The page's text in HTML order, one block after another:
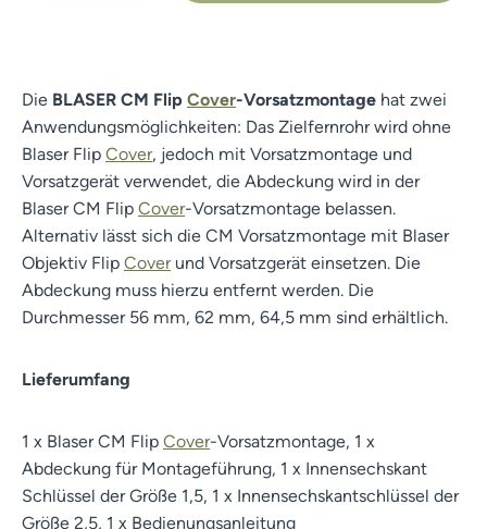
Die BLASER CM Flip Cover-Vorsatzmontage hat zwei
Anwendungsmöglichkeiten: Das Zielfernrohr wird ohne
Blaser Flip Cover, jedoch mit Vorsatzmontage und
Vorsatzgerät verwendet, die Abdeckung wird in der
Blaser CM Flip Cover-Vorsatzmontage belassen.
Alternativ lässt sich die CM Vorsatzmontage mit Blaser
Objektiv Flip Coverund Vorsatzgerät einsetzen. Die
Abdeckung muss hierzu entfernt werden. Die
Durchmesser 56 mm, 62 mm, 64,5 mm sind erhältlich.
Lieferumfang
1 x Blaser CM Flip Cover-Vorsatzmontage, 1 x
Abdeckung für Montageführung, 1 x Innensechskant
Schlüssel der Größe 1,5, 1 x Innensechskantschlüssel der
Größe 2,5, 1 x Bedienungsanleitung